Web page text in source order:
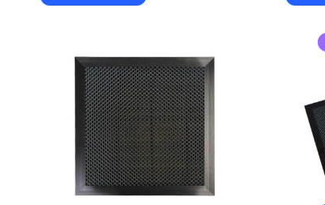
Длина
Высота
Материал
оцинкованное железо
Длина
Ширина